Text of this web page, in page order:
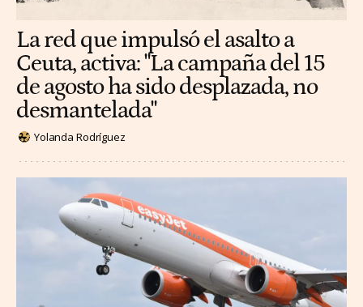
La red que impulsó el asalto a
Ceuta, activa: "La campaña del 15
de agosto ha sido desplazada, no
desmantelada"
Yolanda Rodríguez